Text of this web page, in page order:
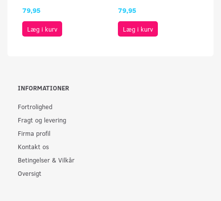
79,95
Læg i kurv
79,95
Læg i kurv
INFORMATIONER
Fortrolighed
Fragt og levering
Firma profil
Kontakt os
Betingelser & Vilkår
Oversigt